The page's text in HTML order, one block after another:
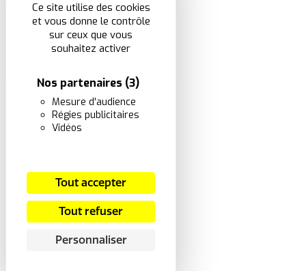
Ce site utilise des cookies
et vous donne le contrôle
sur ceux que vous
souhaitez activer
Nos partenaires (3)
Mesure d'audience
Régies publicitaires
Vidéos
Tout accepter
Tout refuser
Personnaliser